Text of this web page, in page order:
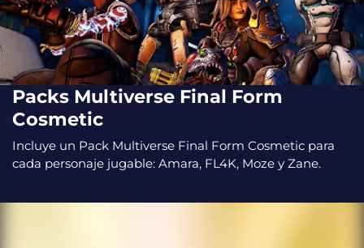
Packs Multiverse Final Form
Cosmetic
Incluye un Pack Multiverse Final Form Cosmetic para
cada personaje jugable: Amara, FL4K, Moze y Zane.